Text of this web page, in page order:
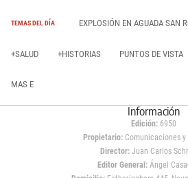
TEMAS DEL DÍA EXPLOSIÓN EN AGUADA SAN
+SALUD +HISTORIAS PUNTOS DE VISTA
MAS E
Información
Edición: 6950
Propietario:Comunicaciones y
Director: Juan Carlos
Editor General:Ángel